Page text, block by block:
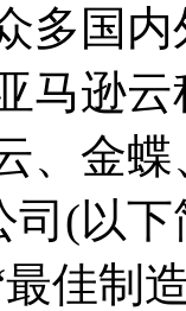
多国
马逊
、金
(以下
佳制